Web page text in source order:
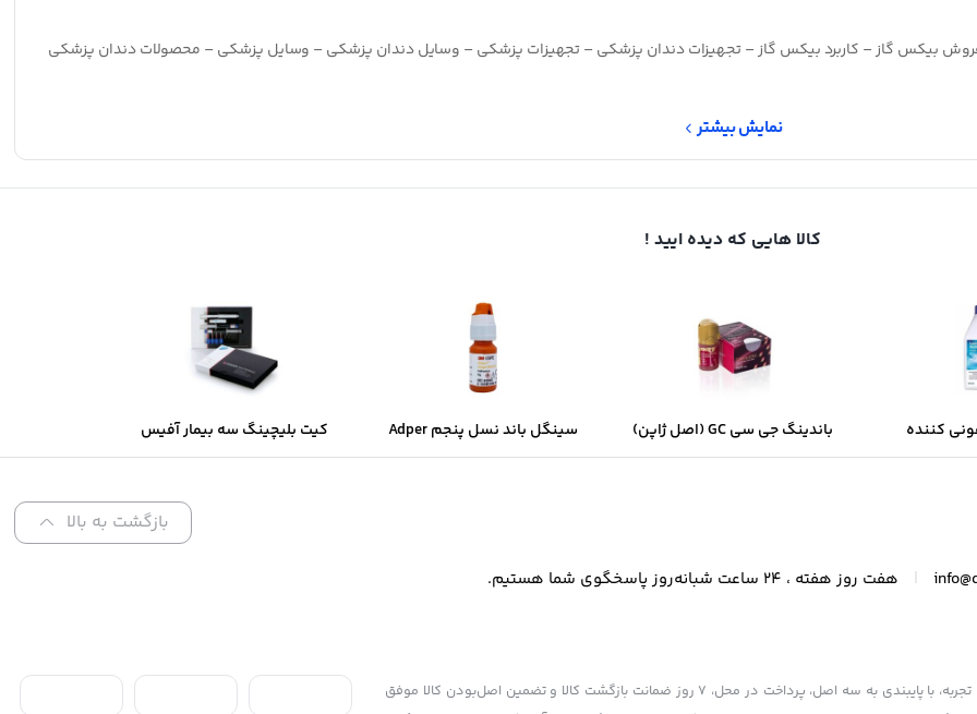
بیکس گاز – کاربرد بیکس گاز – تجهیزات دندان پزشکی – تجهیزات پزشکی – وسایل دندان پزشکی – وسایل پزشکی – محصولات دندان پزشکی
نمایش بیشتر
کالا هایی که دیده ایید !
کننده
یک لیتری
باندینگ جی سی GC (اصل ژاپن)
سینگل باند نسل پنجم Adper
Single Bond 3M (آمریکایی یا
کیت بلیچینگ سه بیمار آفیس
40% وایت اسمایل
بازگشت به بالا
هفت روز هفته ، 24 ساعت شبانه‌روز پاسخگوی شما هستیم.
فروشگاه ما به عنوان یکی از قدیمی‌ترین فروشگاه های اینترنتی با بیش از یک دهه تجربه، با پایبندی به سه اصل، پرداخت در محل، ۷ روز ضمانت بازگشت کالا و تضمین اصل‌بودن کالا موفق